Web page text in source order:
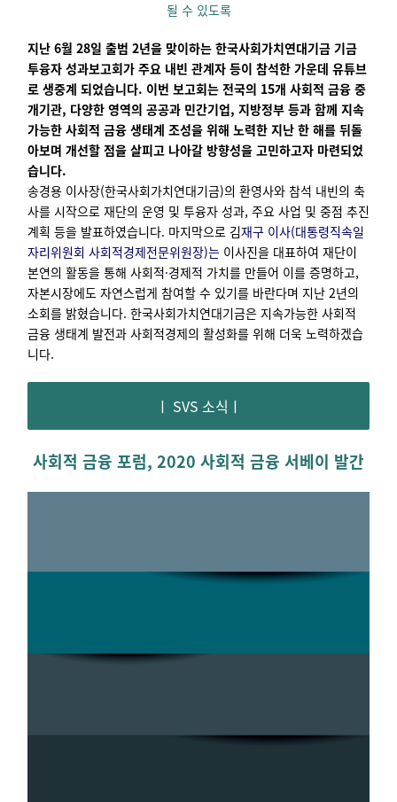
될 수 있도록
지난 6월 28일 출범 2년을 맞이하는 한국사회가치연대기금 기금
투융자 성과보고회가 주요 내빈 관계자 등이 참석한 가운데 유튜브
로 생중계 되었습니다. 이번 보고회는 전국의 15개 사회적 금융 중
개기관, 다양한 영역의 공공과 민간기업, 지방정부 등과 함께 지속
가능한 사회적 금융 생태계 조성을 위해 노력한 지난 한 해를 뒤돌
아보며 개선할 점을 살피고 나아갈 방향성을 고민하고자 마련되었
습니다.
송경용 이사장(한국사회가치연대기금)의 환영사와 참석 내빈의 축
사를 시작으로 재단의 운영 및 투융자 성과, 주요 사업 및 중점 추진
계획 등을 발표하였습니다. 마지막으로 김재구 이사(대통령직속일
자리위원회 사회적경제전문위원장)는 이사진을 대표하여 재단이
본연의 활동을 통해 사회적·경제적 가치를 만들어 이를 증명하고,
자본시장에도 자연스럽게 참여할 수 있기를 바란다며 지난 2년의
소회를 밝혔습니다. 한국사회가치연대기금은 지속가능한 사회적
금융 생태계 발전과 사회적경제의 활성화를 위해 더욱 노력하겠습
니다.
ㅣ SVS 소식ㅣ
사회적 금융 포럼, 2020 사회적 금융 서베이 발간